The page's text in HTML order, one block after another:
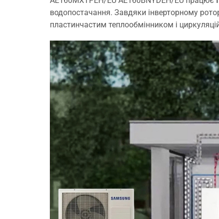
водопостачання. Завдяки інверторному
пластинчастим теплообмінником і